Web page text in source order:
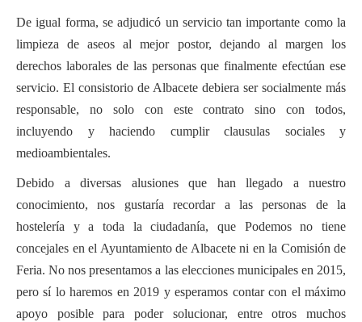
De igual forma, se adjudicó un servicio tan importante como la
limpieza de aseos al mejor postor, dejando al margen los
derechos laborales de las personas que finalmente efectúan ese
servicio. El consistorio de Albacete debiera ser socialmente más
responsable, no solo con este contrato sino con todos,
incluyendo y haciendo cumplir clausulas sociales y
medioambientales.
Debido a diversas alusiones que han llegado a nuestro
conocimiento, nos gustaría recordar a las personas de la
hostelería y a toda la ciudadanía, que Podemos no tiene
concejales en el Ayuntamiento de Albacete ni en la Comisión de
Feria. No nos presentamos a las elecciones municipales en 2015,
pero sí lo haremos en 2019 y esperamos contar con el máximo
apoyo posible para poder solucionar, entre otros muchos